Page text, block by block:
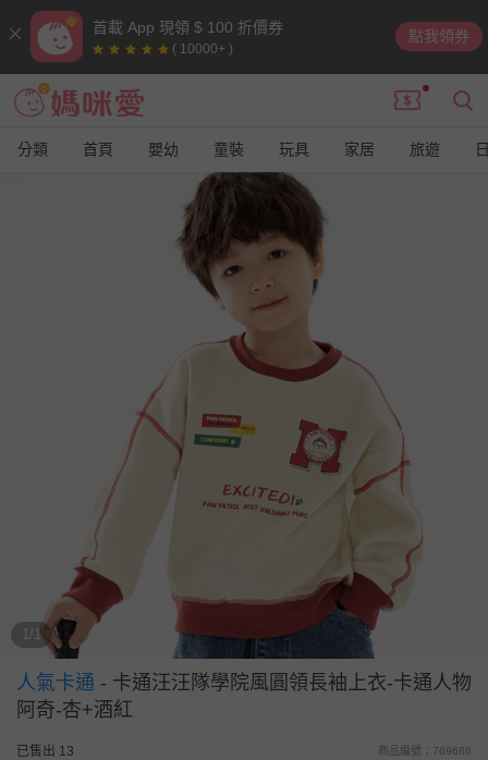
首載 App 現領 $ 100 折價券
( 10000+ )
點我領券
分類 首頁 嬰幼 童裝 玩具 家居 旅遊
1/1
人氣卡通 - 卡通汪汪隊學院風圓領長袖上衣-卡通人物
阿奇-杏+酒紅
已售出 13 商品編號：769686